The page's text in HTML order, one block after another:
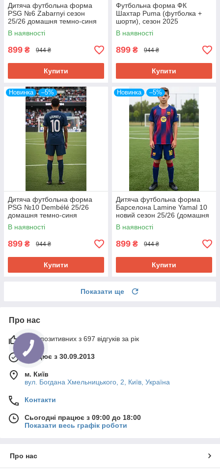
Дитяча футбольна форма
PSG №6 Zabarnyi сезон
25/26 домашня темно-синя
В наявності
899 ₴ 944 ₴
Купити
Футбольна форма ФК
Шахтар Puma (футболка +
шорти), сезон 2025
В наявності
899 ₴ 944 ₴
Купити
Новинка –5%
Дитяча футбольна форма
PSG №10 Dembélé 25/26
домашня темно-синя
В наявності
899 ₴ 944 ₴
Купити
Новинка –5%
Дитяча футбольна форма
Барселона Lamine Yamal 10
новий сезон 25/26 (домашня
синя)
В наявності
899 ₴ 944 ₴
Купити
Показати ще
Про нас
97% позитивних з 697 відгуків за рік
Працює з 30.09.2013
м. Київ
вул. Богдана Хмельницького, 2, Київ, Україна
Контакти
Сьогодні працює з 09:00 до 18:00
Показати весь графік роботи
Про нас